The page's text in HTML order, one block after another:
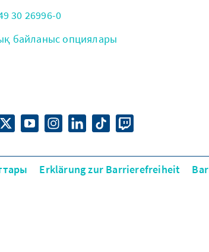
30 26996-0
байланыс опциялары
Erklärung zur Barrierefreiheit